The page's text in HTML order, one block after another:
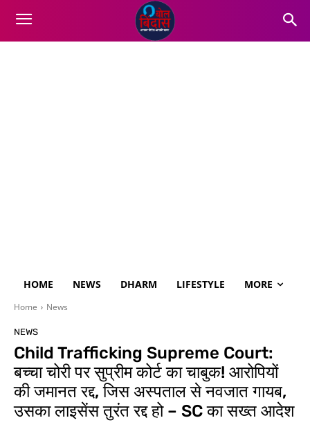
HOME NEWS DHARM LIFESTYLE MORE
Home News
NEWS
Child Trafficking Supreme Court:
बच्चा चोरी पर सुप्रीम कोर्ट का चाबुक! आरोपियों
की जमानत रद्द, जिस अस्पताल से नवजात गायब,
उसका लाइसेंस तुरंत रद्द हो – SC का सख्त आदेश